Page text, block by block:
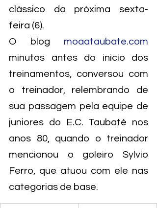
clássico da próxima sexta-
feira (6).
O blog moaataubate.com
minutos antes do inicio dos
treinamentos, conversou com
o treinador, relembrando de
sua passagem pela equipe de
juniores do E.C. Taubaté nos
anos 80, quando o treinador
mencionou o goleiro Sylvio
Ferro, que atuou com ele nas
categorias de base.